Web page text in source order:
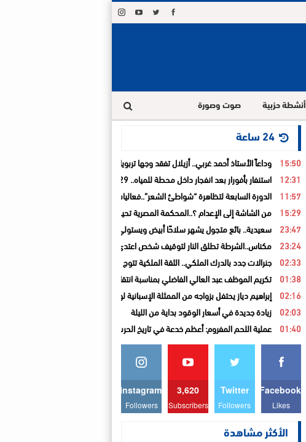
أنشطة حزبية صوت وصورة
15:50 وداعاً الأستاذ أحمد غربي.. أزيلال تفقد وجها تربويا ترك بصمة في قلوب تلاميذه و
12:31 استنفار بأفورار بعد انفجار داخل محطة للمياه.. 29 حالة اختناق والساكنة تغادر منازلها خوفاً من الغاز
11:57 الدورة السابعة لتظاهرة “شواطئ الشعر”..فعاليات ثقافية تواصل السفر بين المدن
15:29 من الشاشة إلى الإعدام ؟..المحكمة المصرية تحيل أوراق المذيعة سارة خليفة إلى
23:47 سعيدية.. بائع متجول يشهر سلاحًا أبيض ويستولي على سيارة تابعة للجماعة قبل الفرار
23:24 مكناس..الشرطة تطلق النار لتوقيف شخص اعتدى على والديه وأصاب شرطيا بالسلاح
02:33 جنرالات جدد بالدرك الملكي.. الثقة الملكية تتوج مسارات مهنية متميزة
01:38 تكريم الموظف عبد العالي الفاضلي بمناسبة انتقاله إلى المديرية الإقليمية للتجهيز
02:16 إبراهيم دياز يحتفل بزواجه من الممثلة الإسبانية لوزا مينديز
02:03 زيادة جديدة في أسعار الوقود بداية من الليلة
01:40 عملية اللحم المفروم: أعظم خدعة في تاريخ الحرب العالمية…قلم :صلاح الدين ياسين
Facebook
Likes
Twitter
Followers
3,620
Subscribers
Instagram
Followers
الأكثر مشاهدة